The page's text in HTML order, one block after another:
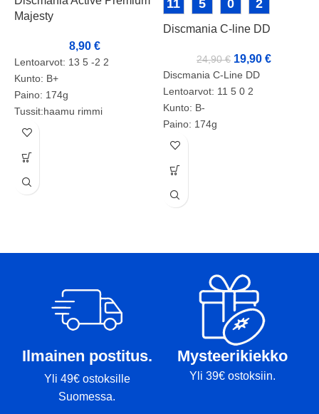
Majesty
8,90€
Lentoarvot: 13 5 -2 2
Kunto: B+
Paino: 174g
Tussit:haamu rimmi
11 5 0 2
Discmania C-line DD
24,90€ 19,90 €
Discmania C-Line DD
Lentoarvot: 11 5 0 2
Kunto: B-
Paino: 174g
Tussit: +
Ilmainen postitus.
Yli 49€ ostoksille
Suomessa.
Mysteerikiekko
Yli 39€ ostoksiin.